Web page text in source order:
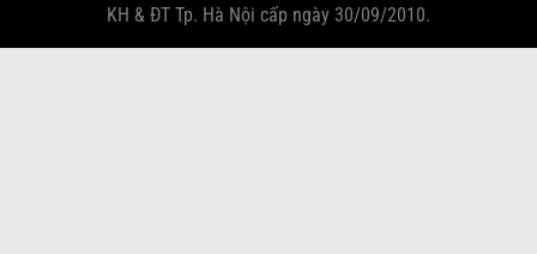
KH & ĐT Tp. Hà Nội cấp ngày 30/09/2010.